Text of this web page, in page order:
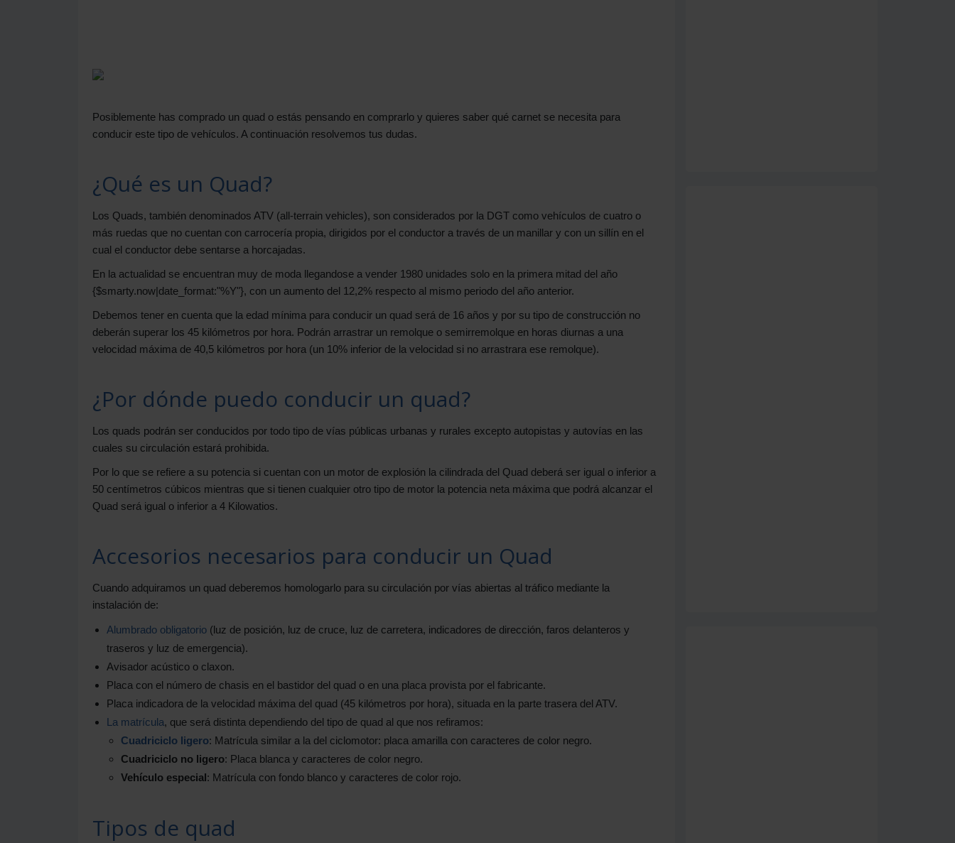
Posiblemente has comprado un quad o estás pensando en comprarlo y quieres saber qué carnet se necesita para
conducir este tipo de vehículos. A continuación resolvemos tus dudas.
¿Qué es un Quad?
Los Quads, también denominados ATV (all-terrain vehicles), son considerados por la DGT como vehículos de cuatro o
más ruedas que no cuentan con carrocería propia, dirigidos por el conductor a través de un manillar y con un sillín en el
cual el conductor debe sentarse a horcajadas.
En la actualidad se encuentran muy de moda llegandose a vender 1980 unidades solo en la primera mitad del año
{$smarty.now|date_format:"%Y"}, con un aumento del 12,2% respecto al mismo periodo del año anterior.
Debemos tener en cuenta que la edad mínima para conducir un quad será de 16 años y por su tipo de construcción no
deberán superar los 45 kilómetros por hora. Podrán arrastrar un remolque o semirremolque en horas diurnas a una
velocidad máxima de 40,5 kilómetros por hora (un 10% inferior de la velocidad si no arrastrara ese remolque).
¿Por dónde puedo conducir un quad?
Los quads podrán ser conducidos por todo tipo de vías públicas urbanas y rurales excepto autopistas y autovías en las
cuales su circulación estará prohibida.
Por lo que se refiere a su potencia si cuentan con un motor de explosión la cilindrada del Quad deberá ser igual o inferior a
50 centímetros cúbicos mientras que si tienen cualquier otro tipo de motor la potencia neta máxima que podrá alcanzar el
Quad será igual o inferior a 4 Kilowatios.
Accesorios necesarios para conducir un Quad
Cuando adquiramos un quad deberemos homologarlo para su circulación por vías abiertas al tráfico mediante la
instalación de:
Alumbrado obligatorio(luz de posición, luz de cruce, luz de carretera, indicadores de dirección, faros delanteros y
traseros y luz de emergencia).
Avisador acústico o claxon.
Placa con el número de chasis en el bastidor del quad o en una placa provista por el fabricante.
Placa indicadora de la velocidad máxima del quad (45 kilómetros por hora), situada en la parte trasera del ATV.
La matrícula, que será distinta dependiendo del tipo de quad al que nos refiramos:
Cuadriciclo ligero: Matrícula similar a la del ciclomotor: placa amarilla con caracteres de color negro.
Cuadriciclo no ligero: Placa blanca y caracteres de color negro.
Vehículo especial: Matrícula con fondo blanco y caracteres de color rojo.
Tipos de quad